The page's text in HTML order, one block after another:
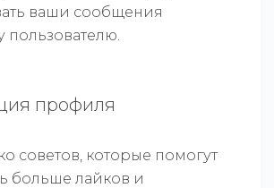
ваши сообщения
пользователю.
профиля
советов, которые помогут
больше лайков и